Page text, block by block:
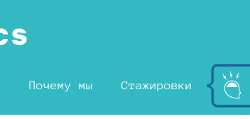
Почему мы Стажировки